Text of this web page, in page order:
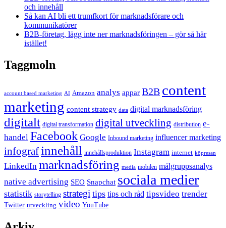
och innehåll
Så kan AI bli ett trumfkort för marknadsförare och
kommunikatörer
B2B-företag, lägg inte ner marknadsföringen – gör så här
istället!
Taggmoln
account based marketing AI Amazon analys appar B2B content
marketing content strategy data digital marknadsföring
digitalt digital transformation digital utveckling distribution e-
handel Facebook Google Inbound marketing influencer marketing
infograf innehåll innehållsproduktion Instagram internet köpresan
LinkedIn marknadsföring media mobilen målgruppsanalys
native advertising SEO Snapchat sociala medier
statistik storytelling strategi tips tips och råd tipsvideo trender
Twitter utveckling video YouTube